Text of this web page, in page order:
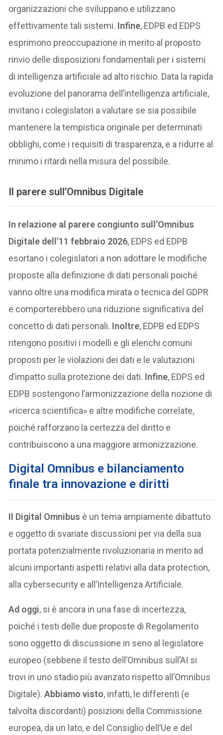
organizzazioni che sviluppano e utilizzano
effettivamente tali sistemi. Infine, EDPB ed EDPS
esprimono preoccupazione in merito al proposto
rinvio delle disposizioni fondamentali per i sistemi
di intelligenza artificiale ad alto rischio. Data la rapida
evoluzione del panorama dell’intelligenza artificiale,
invitano i colegislatori a valutare se sia possibile
mantenere la tempistica originale per determinati
obblighi, come i requisiti di trasparenza, e a ridurre al
minimo i ritardi nella misura del possibile.
Il parere sull’Omnibus Digitale
In relazione al parere congiunto sull’Omnibus
Digitale dell’11 febbraio 2026, EDPS ed EDPB
esortano i colegislatori a non adottare le modifiche
proposte alla definizione di dati personali poiché
vanno oltre una modifica mirata o tecnica del GDPR
e comporterebbero una riduzione significativa del
concetto di dati personali. Inoltre, EDPB ed EDPS
ritengono positivi i modelli e gli elenchi comuni
proposti per le violazioni dei dati e le valutazioni
d’impatto sulla protezione dei dati. Infine, EDPS ed
EDPB sostengono l’armonizzazione della nozione di
«ricerca scientifica» e altre modifiche correlate,
poiché rafforzano la certezza del diritto e
contribuiscono a una maggiore armonizzazione.
Digital Omnibus e bilanciamento
finale tra innovazione e diritti
Il Digital Omnibus è un tema ampiamente dibattuto
e oggetto di svariate discussioni per via della sua
portata potenzialmente rivoluzionaria in merito ad
alcuni importanti aspetti relativi alla data protection,
alla cybersecurity e all’Intelligenza Artificiale.
Ad oggi, si è ancora in una fase di incertezza,
poiché i testi delle due proposte di Regolamento
sono oggetto di discussione in seno al legislatore
europeo (sebbene il testo dell’Omnibus sull’AI si
trovi in uno stadio più avanzato rispetto all’Omnibus
Digitale).Abbiamo visto, infatti, le differenti (e
talvolta discordanti) posizioni della Commissione
europea, da un lato, e del Consiglio dell’Ue e del